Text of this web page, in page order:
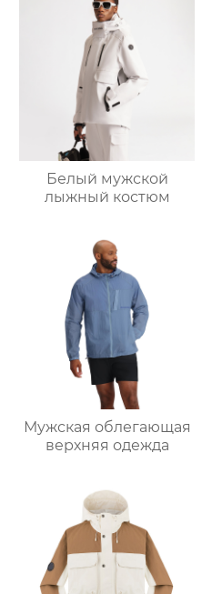
Белый мужской
лыжный костюм
Мужская облегающая
верхняя одежда